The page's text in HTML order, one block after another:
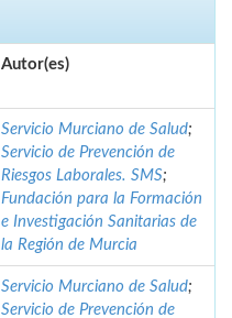
Autor(es)
Servicio Murciano de Salud;
Servicio de Prevención de
Riesgos Laborales. SMS;
Fundación para la Formación
e Investigación Sanitarias de
la Región de Murcia
Servicio Murciano de Salud;
Servicio de Prevención de